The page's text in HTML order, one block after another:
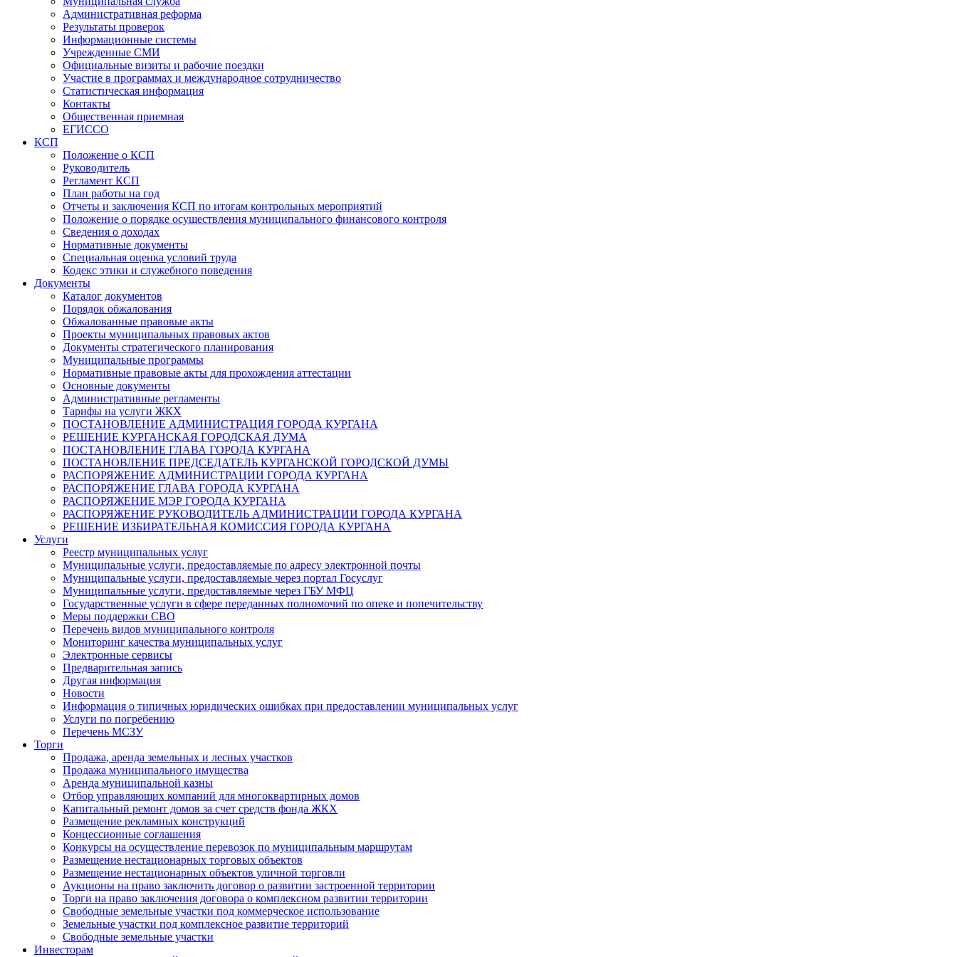
Административная реформа
Результаты проверок
Информационные системы
Учрежденные СМИ
Официальные визиты и рабочие поездки
Участие в программах и международное сотрудничество
Статистическая информация
Контакты
Общественная приемная
ЕГИССО
КСП
Положение о КСП
Руководитель
Регламент КСП
План работы на год
Отчеты и заключения КСП по итогам контрольных мероприятий
Положение о порядке осуществления муниципального финансового контроля
Сведения о доходах
Нормативные документы
Специальная оценка условий труда
Кодекс этики и служебного поведения
Документы
Каталог документов
Порядок обжалования
Обжалованные правовые акты
Проекты муниципальных правовых актов
Документы стратегического планирования
Муниципальные программы
Нормативные правовые акты для прохождения аттестации
Основные документы
Административные регламенты
Тарифы на услуги ЖКХ
ПОСТАНОВЛЕНИЕ АДМИНИСТРАЦИЯ ГОРОДА КУРГАНА
РЕШЕНИЕ КУРГАНСКАЯ ГОРОДСКАЯ ДУМА
ПОСТАНОВЛЕНИЕ ГЛАВА ГОРОДА КУРГАНА
ПОСТАНОВЛЕНИЕ ПРЕДСЕДАТЕЛЬ КУРГАНСКОЙ ГОРОДСКОЙ ДУМЫ
РАСПОРЯЖЕНИЕ АДМИНИСТРАЦИИ ГОРОДА КУРГАНА
РАСПОРЯЖЕНИЕ ГЛАВА ГОРОДА КУРГАНА
РАСПОРЯЖЕНИЕ МЭР ГОРОДА КУРГАНА
РАСПОРЯЖЕНИЕ РУКОВОДИТЕЛЬ АДМИНИСТРАЦИИ ГОРОДА КУРГАНА
РЕШЕНИЕ ИЗБИРАТЕЛЬНАЯ КОМИССИЯ ГОРОДА КУРГАНА
Услуги
Реестр муниципальных услуг
Муниципальные услуги, предоставляемые по адресу электронной почты
Муниципальные услуги, предоставляемые через портал Госуслуг
Муниципальные услуги, предоставляемые через ГБУ МФЦ
Государственные услуги в сфере переданных полномочий по опеке и попечительству
Меры поддержки СВО
Перечень видов муниципального контроля
Мониторинг качества муниципальных услуг
Электронные сервисы
Предварительная запись
Другая информация
Новости
Информация о типичных юридических ошибках при предоставлении муниципальных услуг
Услуги по погребению
Перечень МСЗУ
Торги
Продажа, аренда земельных и лесных участков
Продажа муниципального имущества
Аренда муниципальной казны
Отбор управляющих компаний для многоквартирных домов
Капитальный ремонт домов за счет средств фонда ЖКХ
Размещение рекламных конструкций
Концессионные соглашения
Конкурсы на осуществление перевозок по муниципальным маршрутам
Размещение нестационарных торговых объектов
Размещение нестационарных объектов уличной торговли
Аукционы на право заключить договор о развитии застроенной территории
Торги на право заключения договора о комплексном развитии территории
Свободные земельные участки под коммерческое использование
Земельные участки под комплексное развитие территорий
Свободные земельные участки
Инвесторам